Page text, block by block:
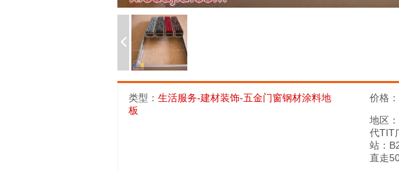
类型： 生活服务-建材装饰-五金门窗钢材涂料地
板
价格：
地区：
代TIT
站：
直走